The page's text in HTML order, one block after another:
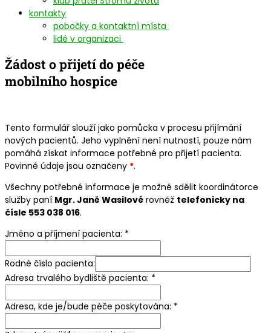
kontakty
pobočky a kontaktní místa
lidé v organizaci
Žádost o přijetí do péče
mobilního hospice
Tento formulář slouží jako pomůcka v procesu přijímání
nových pacientů. Jeho vyplnění není nutností, pouze nám
pomáhá získat informace potřebné pro přijetí pacienta.
Povinné údaje jsou označeny *.
Všechny potřebné informace je možné sdělit koordinátorce
služby paní Mgr. Janě Wasilové rovněž telefonicky na
čísle 553 038 016.
Jméno a příjmení pacienta: *
Rodné číslo pacienta:
Adresa trvalého bydliště pacienta: *
Adresa, kde je/bude péče poskytována: *